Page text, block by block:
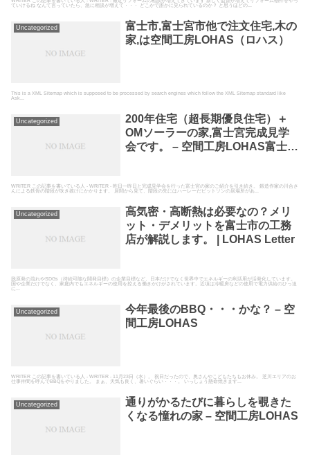
ていけるね なんて言っていたら、急に相談が増えて・・・ どこかで誰かに見られているのか？ と思うほどの...
Uncategorized
富士市,富士宮市他で注文住宅,木の
家,は空間工房LOHAS（ロハス）
This is a XML Sitemap which is supposed to be processed by search engines which follow the XML Sitemap standard like
Ask...
Uncategorized
200年住宅（超長期優良住宅）＋
OMソーラーの家,富士宮完成見学
会です。 – 空間工房LOHAS富士市
LOHAS
WRITER この記事を書いている人 - WRITER - 昨日一昨日と完成見学会を行った富士宮の家のご紹介を引き続き。 鍛造作家の川合さ
んによる鉄骨の階段が吹き抜けにかかります。 居間から見て、階段の先にはハーレーだビットソンの居場所があ...
Uncategorized
高気密・高断熱は必要なの？メリ
ット・デメリットを富士市の工務
店が解説します。 | LOHAS Letter
脱原発の流れやSDGs（持続可能な開発目標）の企業目標など、日本だけでなく世界中でエネルギーの利活用が活発化しています。
国や企業だけでなく、家庭内でもエネルギーの使用を控える働きかけがされています。近頃は冷暖房などの使用で電力供給のひっ迫
に...
Uncategorized
今年最後のBBQ・・・かな？ – 空
間工房LOHAS
WRITER この記事を書いている人 - WRITER - 11月23日（水）。 祝日だったので、奥さんやこどもたちもお休み。 芝川エリアのお
仕事仲間を呼んでBBQをやりました。 まぁ、天気も良く、暑いぐらい・・・。 いっしょう懸命焼きます...
Uncategorized
通りがかるたびに暮らしを覗きた
くなる憧れの家 – 空間工房LOHAS